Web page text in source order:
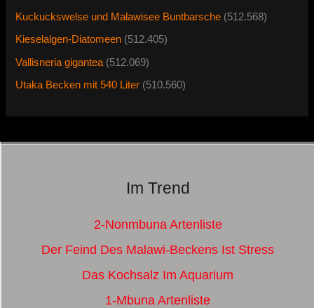
Kuckuckswelse und Malawisee Buntbarsche (512.568)
Kieselalgen-Diatomeen (512.405)
Vallisneria gigantea (512.069)
Utaka Becken mit 540 Liter (510.560)
Im Trend
2-Nonmbuna Artenliste
Der Feind Des Malawi-Beckens Ist Stress
Das Kochsalz Im Aquarium
1-Mbuna Artenliste